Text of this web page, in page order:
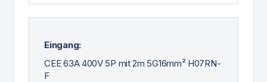
Eingang:
CEE 63A 400V 5P mit 2m 5G16mm² H07RN-
F